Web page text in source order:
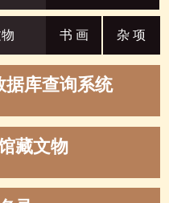
书 画 杂 项
据库查询系统
藏文物